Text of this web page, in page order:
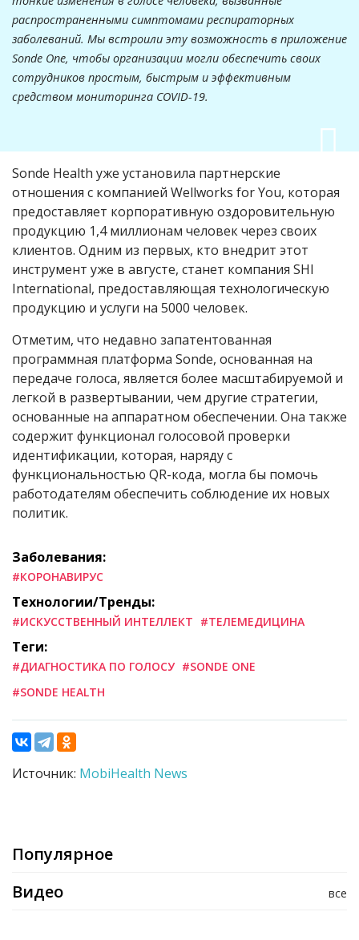
распространенными симптомами респираторных
заболеваний. Мы встроили эту возможность в приложение
Sonde One, чтобы организации могли обеспечить своих
сотрудников простым, быстрым и эффективным
средством мониторинга COVID-19.
Sonde Health уже установила партнерские
отношения с компанией Wellworks for You, которая
предоставляет корпоративную оздоровительную
продукцию 1,4 миллионам человек через своих
клиентов. Одним из первых, кто внедрит этот
инструмент уже в августе, станет компания SHI
International, предоставляющая технологическую
продукцию и услуги на 5000 человек.
Отметим, что недавно запатентованная
программная платформа Sonde, основанная на
передаче голоса, является более масштабируемой и
легкой в развертывании, чем другие стратегии,
основанные на аппаратном обеспечении. Она также
содержит функционал голосовой проверки
идентификации, которая, наряду с
функциональностью QR-кода, могла бы помочь
работодателям обеспечить соблюдение их новых
политик.
Заболевания:
#КОРОНАВИРУС
Технологии/Тренды:
#ИСКУССТВЕННЫЙ ИНТЕЛЛЕКТ #ТЕЛЕМЕДИЦИНА
Теги:
#ДИАГНОСТИКА ПО ГОЛОСУ #SONDE ONE
#SONDE HEALTH
Источник: MobiHealth News
Популярное
все
Видео